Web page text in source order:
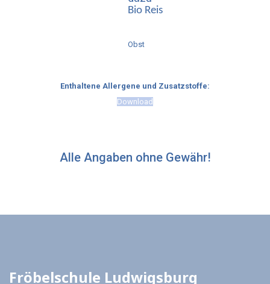
Bio Reis
Obst
Enthaltene Allergene und Zusatzstoffe:
Download
Alle Angaben ohne Gewähr!
Fröbelschule Ludwigsburg